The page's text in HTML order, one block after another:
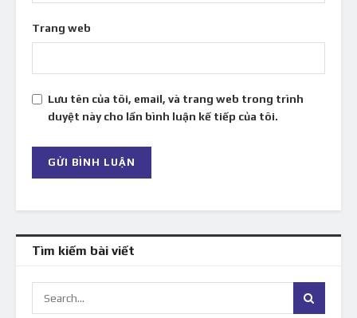
Trang web
Lưu tên của tôi, email, và trang web trong trình
duyệt này cho lần bình luận kế tiếp của tôi.
Tìm kiếm bài viết